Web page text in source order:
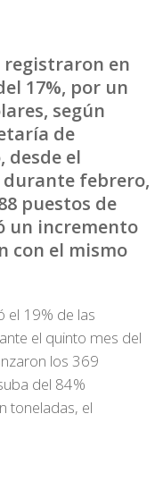
registraron en
17%, por un
según
de
desde el
durante febrero,
puestos de
un incremento
con el mismo
el 19% de las
el quinto mes del
los 369
del 84%
toneladas, el